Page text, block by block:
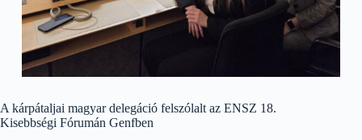
A kárpátaljai magyar delegáció felszólalt az ENSZ 18.
Kisebbségi Fórumán Genfben